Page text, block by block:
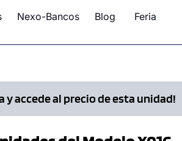
Nexo-Bancos Blog Feria
y accede al precio de esta unidad!